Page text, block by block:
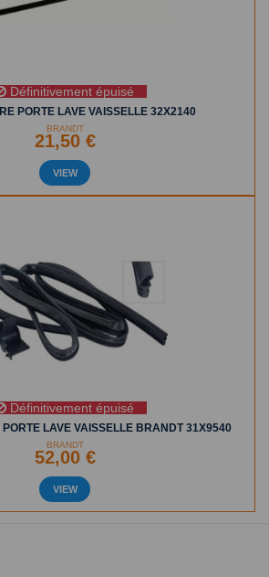
Définitivement épuisé
PORTE LAVE VAISSELLE 32X2140
BRANDT
21,50 €
VIEW
Définitivement épuisé
LAVE VAISSELLE BRANDT 31X9540
BRANDT
52,00 €
VIEW